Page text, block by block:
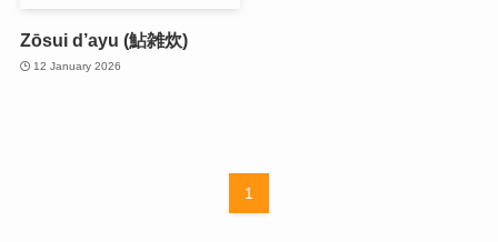
Zōsui d’ayu (鮎雑炊)
12 January 2026
1